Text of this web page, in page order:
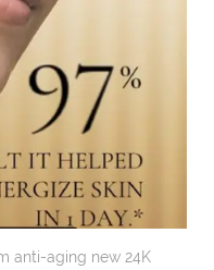
anti-aging new 24K